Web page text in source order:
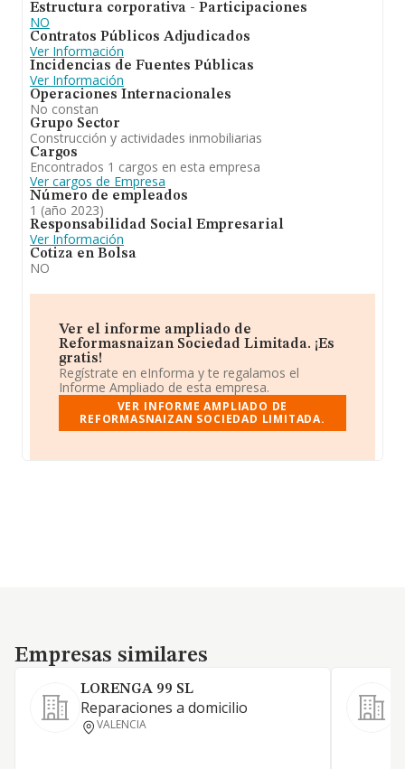
Estructura corporativa - Participaciones
NO
Contratos Públicos Adjudicados
Ver Información
Incidencias de Fuentes Públicas
Ver Información
Operaciones Internacionales
No constan
Grupo Sector
Construcción y actividades inmobiliarias
Cargos
Encontrados 1 cargos en esta empresa
Ver cargos de Empresa
Número de empleados
1 (año 2023)
Responsabilidad Social Empresarial
Ver Información
Cotiza en Bolsa
NO
Ver el informe ampliado de
Reformasnaizan Sociedad Limitada. ¡Es
gratis!
Regístrate en eInforma y te regalamos el
Informe Ampliado de esta empresa.
VER INFORME AMPLIADO DE
REFORMASNAIZAN SOCIEDAD LIMITADA.
Empresas similares
Empresas similares
LORENGA 99 SL
Reparaciones a domicilio
VALENCIA